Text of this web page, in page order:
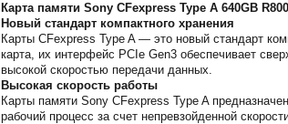
Карта памяти Sony CFexpress Type A 640GB
Новый стандарт компактного хранения
Карты CFexpress Type A — это новый стандарт
карта, их интерфейс PCIe Gen3 обеспечивает
высокой скоростью передачи данных.
Высокая скорость работы
Карты памяти Sony CFexpress Type A
рабочий процесс за счет непревзойденной